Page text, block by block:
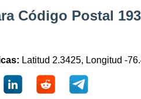
Código Postal
Latitud 2.3425, Longitud -